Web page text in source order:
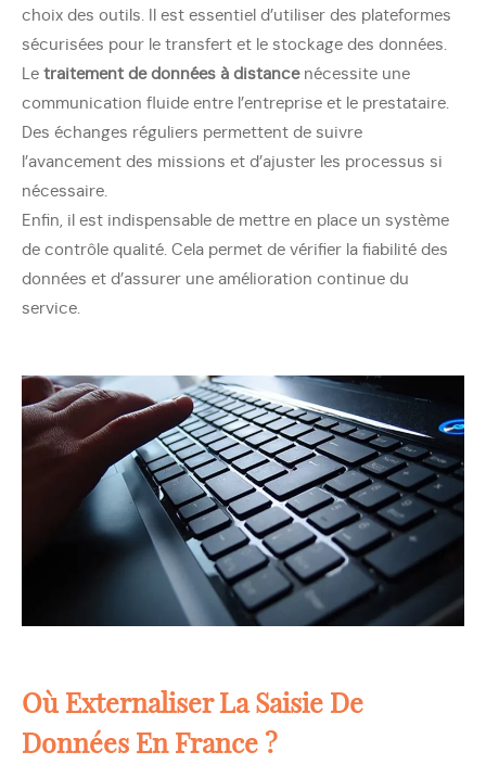
choix des outils. Il est essentiel d’utiliser des plateformes
sécurisées pour le transfert et le stockage des données.
Le traitement de données à distancenécessite une
communication fluide entre l’entreprise et le prestataire.
Des échanges réguliers permettent de suivre
l’avancement des missions et d’ajuster les processus si
nécessaire.
Enfin, il est indispensable de mettre en place un système
de contrôle qualité. Cela permet de vérifier la fiabilité des
données et d’assurer une amélioration continue du
service.
Où Externaliser La Saisie De
Données En France ?